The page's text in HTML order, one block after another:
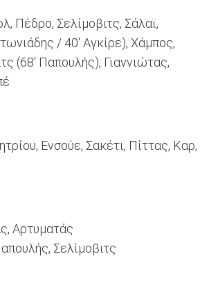
Πέδρο, Σελίμοβιτς, Σάλαϊ,
/ 40' Αγκίρε), Χάμπος,
(68' Παπουλής), Γιαννιώτας,
Ενσούε, Σακέτι, Πίττας, Καρ,
Αρτυματάς
Σελίμοβιτς